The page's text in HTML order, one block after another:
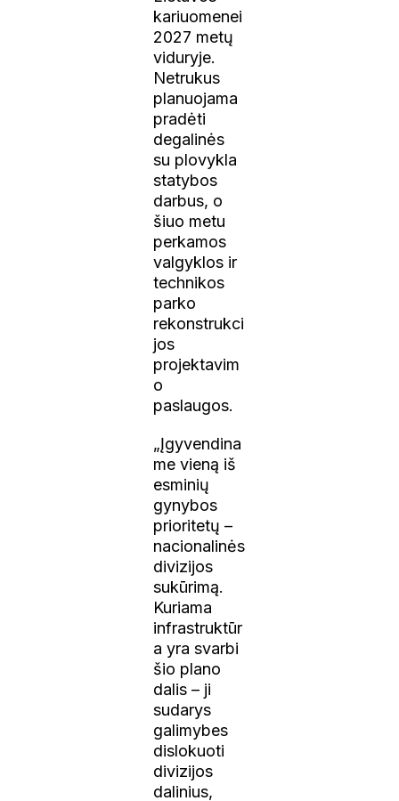
kariuomenei
2027 metų
viduryje.
Netrukus
planuojama
pradėti
degalinės
su plovykla
statybos
darbus, o
šiuo metu
perkamos
valgyklos ir
technikos
parko
rekonstrukci
jos
projektavim
o
paslaugos.
„Įgyvendina
me vieną iš
esminių
gynybos
prioritetų –
nacionalinės
divizijos
sukūrimą.
Kuriama
infrastruktūr
a yra svarbi
šio plano
dalis – ji
sudarys
galimybes
dislokuoti
divizijos
dalinius,